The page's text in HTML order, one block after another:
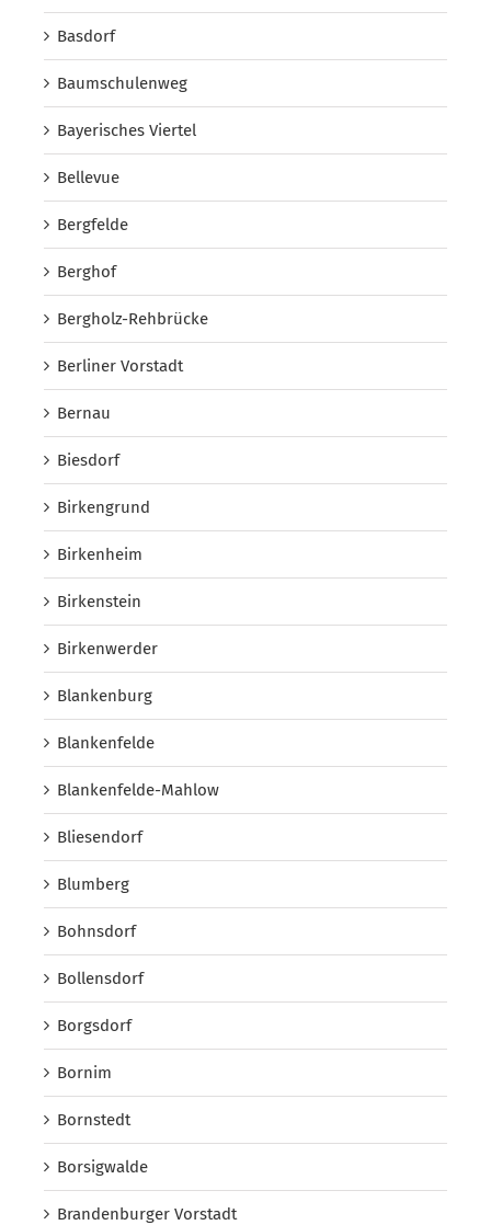
Basdorf
Baumschulenweg
Bayerisches Viertel
Bellevue
Bergfelde
Berghof
Bergholz-Rehbrücke
Berliner Vorstadt
Bernau
Biesdorf
Birkengrund
Birkenheim
Birkenstein
Birkenwerder
Blankenburg
Blankenfelde
Blankenfelde-Mahlow
Bliesendorf
Blumberg
Bohnsdorf
Bollensdorf
Borgsdorf
Bornim
Bornstedt
Borsigwalde
Brandenburger Vorstadt